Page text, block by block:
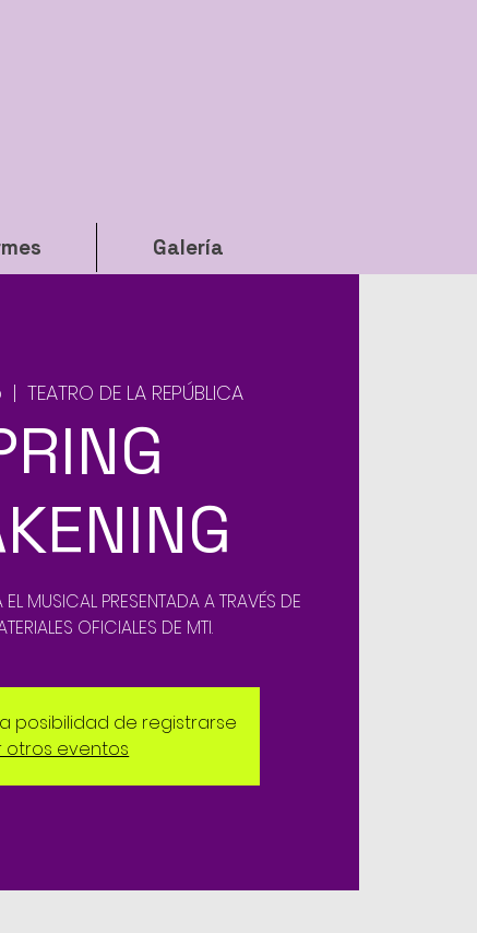
Galería
  |
TEATRO DE LA REPÚBLICA
EL MUSICAL PRESENTADA A TRAVÉS DE
OFICIALES DE MTI.
posibilidad de registrarse
otros eventos